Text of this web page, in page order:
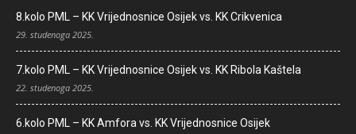
8.kolo PML – KK Vrijednosnice Osijek vs. KK Crikvenica
29. studenoga 2025.
7.kolo PML – KK Vrijednosnice Osijek vs. KK Ribola Kaštela
22. studenoga 2025.
6.kolo PML – KK Amfora vs. KK Vrijednosnice Osijek